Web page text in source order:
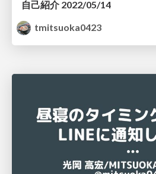
自己紹介 2022/05/14
tmitsuoka0423